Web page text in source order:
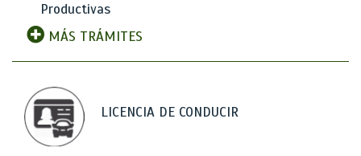
Productivas
MÁS TRÁMITES
LICENCIA DE CONDUCIR